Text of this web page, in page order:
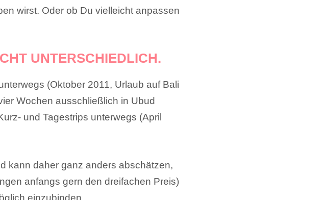
wirst. Oder ob Du vielleicht anpassen
UNTERSCHIEDLICH.
(Oktober 2011, Urlaub auf Bali
Wochen ausschließlich in Ubud
und Tagestrips unterwegs (April
kann daher ganz anders abschätzen,
anfangs gern den dreifachen Preis)
einzubinden.